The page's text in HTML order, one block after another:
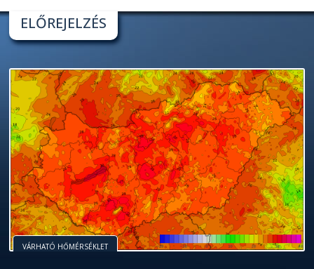
ELŐREJELZÉS
VÁRHATÓ HŐMÉRSÉKLET